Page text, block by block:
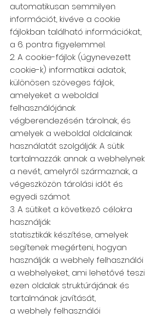
automatikusan semmilyen
információt, kivéve a cookie
fájlokban található információkat,
a 6. pontra figyelemmel.
2. A cookie-fájlok (úgynevezett
cookie-k) informatikai adatok,
különösen szöveges fájlok,
amelyeket a weboldal
felhasználójának
végberendezésén tárolnak, és
amelyek a weboldal oldalainak
használatát szolgálják. A sütik
tartalmazzák annak a webhelynek
a nevét, amelyről származnak, a
végeszközön tárolási időt és
egyedi számot.
3. A sütiket a következő célokra
használják:
statisztikák készítése, amelyek
segítenek megérteni, hogyan
használják a webhely felhasználói
a webhelyeket, ami lehetővé teszi
ezen oldalak struktúrájának és
tartalmának javítását,
a webhely felhasználói